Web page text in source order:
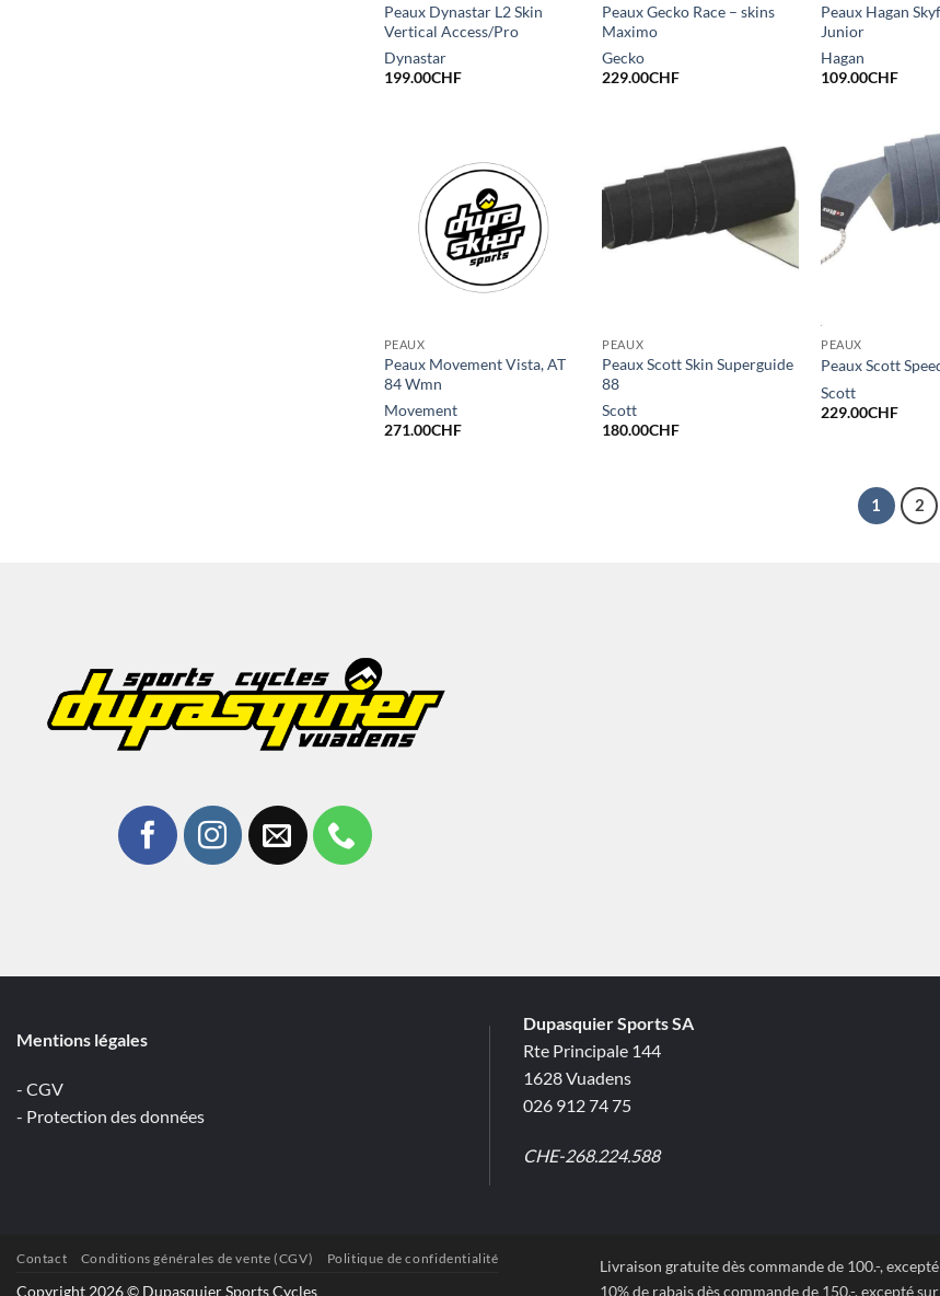
Peaux Dynastar L2 Skin
Vertical Access/Pro
Dynastar
199.00CHF
Peaux Gecko Race – skins
Maximo
Gecko
229.00CHF
Peaux Hagan
Junior
Hagan
109.00CHF
PEAUX
Peaux Movement Vista, AT
84 Wmn
Movement
271.00CHF
PEAUX
Peaux Scott Skin Superguide
88
Scott
180.00CHF
PEAUX
Peaux Scott
Scott
229.00CHF
1 2
Mentions légales
- CGV
- Protection des données
Dupasquier Sports SA
Rte Principale 144
1628 Vuadens
026 912 74 75
CHE-268.224.588
Livraison gratuite dès commande de 100.-,
10% de rabais dès commande de 150.-, excepté
Contact Conditions générales de vente (CGV) Politique de confidentialité
Copyright 2026 © Dupasquier Sports Cycles